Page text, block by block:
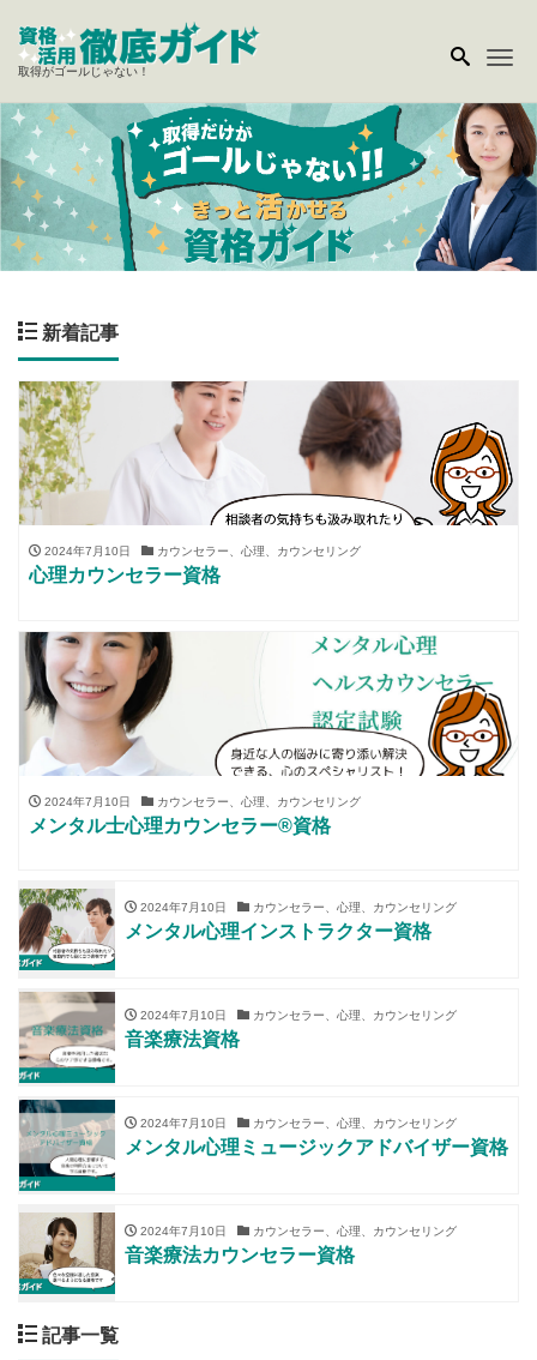
取得がゴールじゃない！
新着記事
2024年7月10日 カウンセラー、心理、カウンセリング
心理カウンセラー資格
2024年7月10日 カウンセラー、心理、カウンセリング
メンタル士心理カウンセラー®資格
2024年7月10日 カウンセラー、心理、カウンセリング
メンタル心理インストラクター資格
2024年7月10日 カウンセラー、心理、カウンセリング
音楽療法資格
2024年7月10日 カウンセラー、心理、カウンセリング
メンタル心理ミュージックアドバイザー資格
2024年7月10日 カウンセラー、心理、カウンセリング
音楽療法カウンセラー資格
記事一覧